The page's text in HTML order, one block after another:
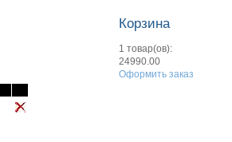
Корзина
1 товар(ов):
24990.00
Оформить заказ